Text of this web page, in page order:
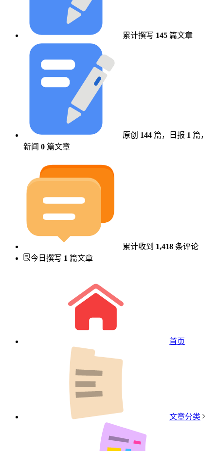
累计撰写 145 篇文章
原创 144 篇， 日报 1 篇，
新闻 0 篇文章
累计收到 1,418 条评论
今日撰写 1 篇文章
首页
文章分类